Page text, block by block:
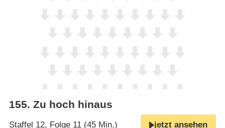
155. Zu hoch hinaus
Staffel 12, Folge 11 (45 Min.) jetzt ansehen